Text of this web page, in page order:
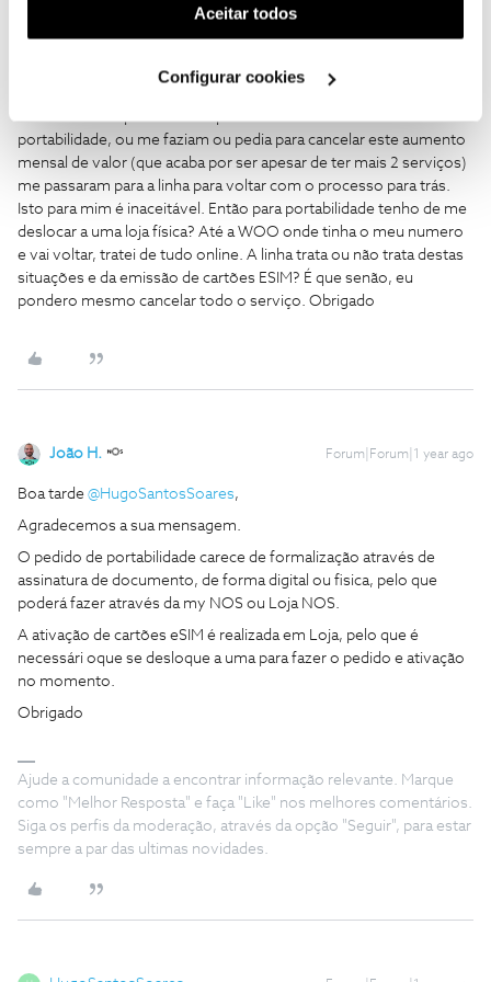
(cookies de publicidade personalizada). Pode gerir a
utilização dos cookies clicando em "Configurar
Aceitar todos
Configurar cookies
processo dela e recebo a informação que a linha não faz
que na chamada que ficou gravada, me disseram que pela linha
portabilidade, ou me faziam ou pedia para cancelar este aumento
mensal de valor (que acaba por ser apesar de ter mais 2 serviços)
me passaram para a linha para voltar com o processo para trás.
Isto para mim é inaceitável. Então para portabilidade tenho de me
deslocar a uma loja física? Até a WOO onde tinha o meu numero
e vai voltar, tratei de tudo online. A linha trata ou não trata destas
situações e da emissão de cartões ESIM? É que senão, eu
pondero mesmo cancelar todo o serviço. Obrigado
João H. Forum|Forum|1 year ago
Boa tarde ​ @HugoSantosSoares,
Agradecemos a sua mensagem.
O pedido de portabilidade carece de formalização através de
assinatura de documento, de forma digital ou fisica, pelo que
poderá fazer através da my NOS ou Loja NOS.
A ativação de cartões eSIM é realizada em Loja, pelo que é
necessári oque se desloque a uma para fazer o pedido e ativação
no momento.
Obrigado
Ajude a comunidade a encontrar informação relevante. Marque
como "Melhor Resposta" e faça "Like" nos melhores comentários.
Siga os perfis da moderação, através da opção "Seguir", para estar
sempre a par das ultimas novidades.